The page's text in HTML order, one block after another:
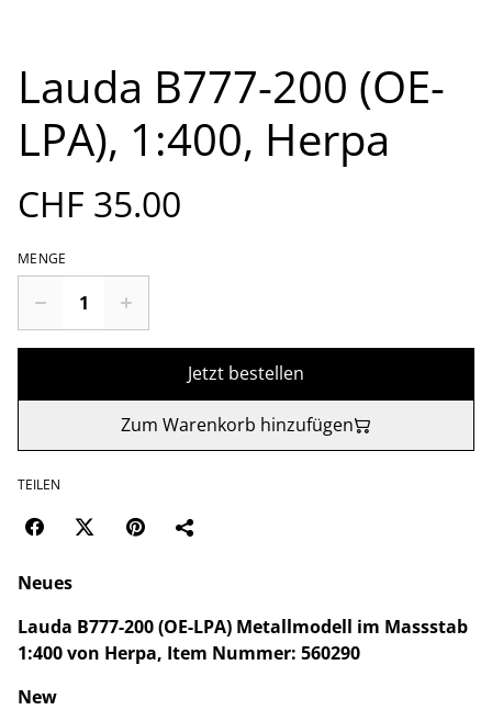
Lauda B777-200 (OE-
LPA), 1:400, Herpa
CHF 35.00
MENGE
Jetzt bestellen
Zum Warenkorb hinzufügen
TEILEN
Neues
Lauda B777-200 (OE-LPA) Metallmodell im Massstab
1:400 von Herpa, Item Nummer: 560290
New